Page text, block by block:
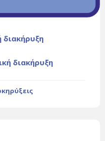
διακήρυξη
διακήρυξη